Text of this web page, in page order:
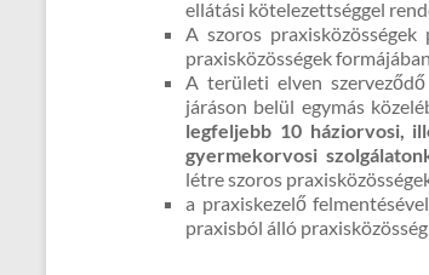
ellátási kötelezettséggel
A szoros
praxisközösségek
A területi elven
járáson belül egymás
legfeljebb 10 háziorvosi,
gyermekorvosi
létre szoros
a praxiskezelő
praxisból álló